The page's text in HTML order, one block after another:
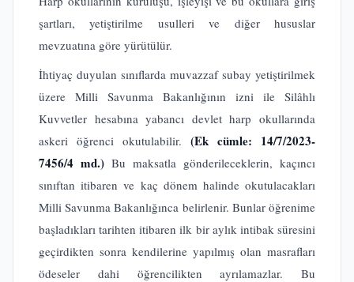
şartları, yetiştirilme usulleri ve diğer hususlar
mevzuatına göre yürütülür.
İhtiyaç duyulan sınıflarda muvazzaf subay yetiştirilmek
üzere Milli Savunma Bakanlığının izni ile Silâhlı
Kuvvetler hesabına yabancı devlet harp okullarında
askeri öğrenci okutulabilir. (Ek cümle: 14/7/2023-
7456/4 md.) Bu maksatla gönderileceklerin, kaçıncı
sınıftan itibaren ve kaç dönem halinde okutulacakları
Milli Savunma Bakanlığınca belirlenir. Bunlar öğrenime
başladıkları tarihten itibaren ilk bir aylık intibak süresini
geçirdikten sonra kendilerine yapılmış olan masrafları
ödeseler dahi öğrencilikten ayrılamazlar. Bu